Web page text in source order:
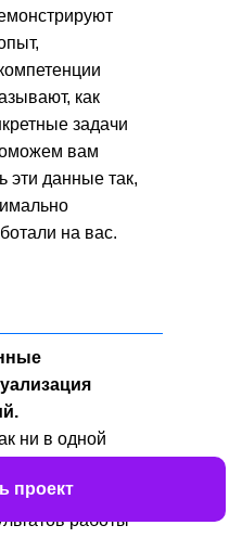
как
задачи
вам
эти данные так,
на вас.
ни в одной
услышать».
работы
проект